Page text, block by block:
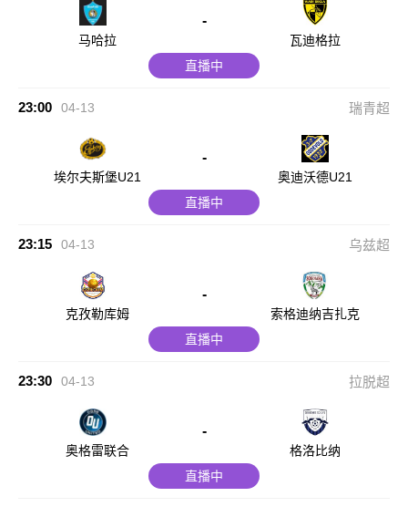
马哈拉
-
瓦迪格拉
直播中
23:00 04-13 瑞青超
埃尔夫斯堡U21
-
奥迪沃德U21
直播中
23:15 04-13 乌兹超
克孜勒库姆
-
索格迪纳吉扎克
直播中
23:30 04-13 拉脱超
奥格雷联合
-
格洛比纳
直播中